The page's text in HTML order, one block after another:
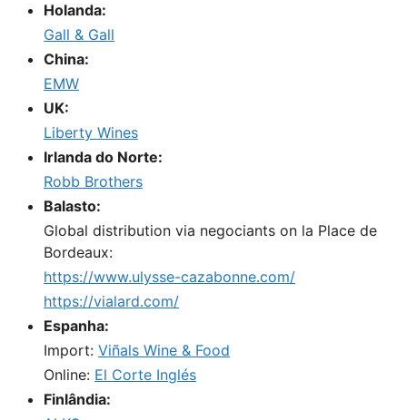
Holanda:
Gall & Gall
China:
EMW
UK:
Liberty Wines
Irlanda do Norte:
Robb Brothers
Balasto:
Global distribution via negociants on la Place de
Bordeaux:
https://www.ulysse-cazabonne.com/
https://vialard.com/
Espanha:
Import: Viñals Wine & Food
Online: El Corte Inglés
Finlândia: